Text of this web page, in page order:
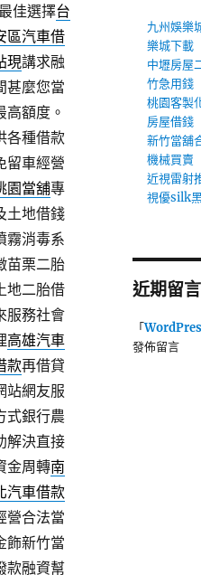
佳選擇台
區汽車借
現講求融
甚麼您當
額度。
各種借款
留車經營
園當舖專
土地借錢
霧消毒系
苗栗二胎
地二胎借
服務社會
高雄汽車
款再借貸
站網友服
式銀行農
解決直接
金周轉南
汽車借款
營合法當
飾新竹當
款融資幫
九州娛樂
樂城下載
中壢房屋
竹急用錢
桃園客製
房屋借錢
新竹當舖
機械買賣
近視雷射
視優silk
近期留言
「
發佈留言